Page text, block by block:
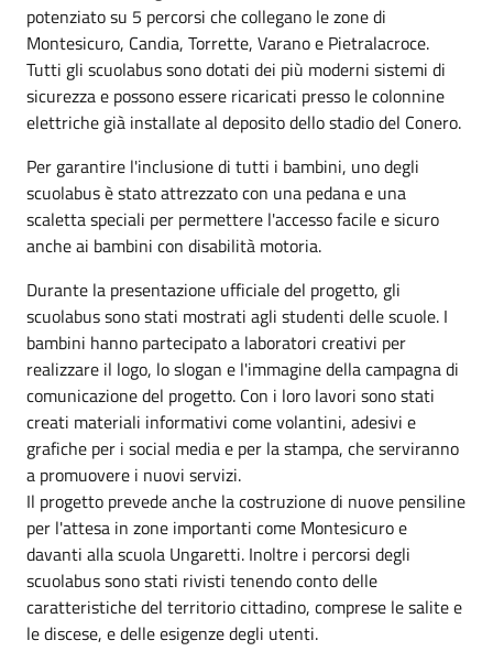
potenziato su 5 percorsi che collegano le zone di
Montesicuro, Candia, Torrette, Varano e Pietralacroce.
Tutti gli scuolabus sono dotati dei più moderni sistemi di
sicurezza e possono essere ricaricati presso le colonnine
elettriche già installate al deposito dello stadio del Conero.
Per garantire l'inclusione di tutti i bambini, uno degli
scuolabus è stato attrezzato con una pedana e una
scaletta speciali per permettere l'accesso facile e sicuro
anche ai bambini con disabilità motoria.
Durante la presentazione ufficiale del progetto, gli
scuolabus sono stati mostrati agli studenti delle scuole. I
bambini hanno partecipato a laboratori creativi per
realizzare il logo, lo slogan e l'immagine della campagna di
comunicazione del progetto. Con i loro lavori sono stati
creati materiali informativi come volantini, adesivi e
grafiche per i social media e per la stampa, che serviranno
a promuovere i nuovi servizi.
Il progetto prevede anche la costruzione di nuove pensiline
per l'attesa in zone importanti come Montesicuro e
davanti alla scuola Ungaretti. Inoltre i percorsi degli
scuolabus sono stati rivisti tenendo conto delle
caratteristiche del territorio cittadino, comprese le salite e
le discese, e delle esigenze degli utenti.